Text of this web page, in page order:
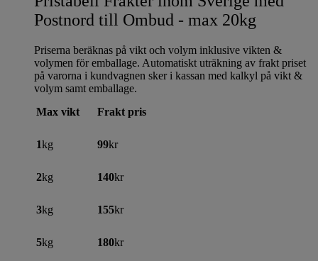
Postnord till Ombud - max 20kg
Priserna beräknas på vikt och volym inklusive vikten &
volymen för emballage. Automatiskt uträkning av frakt priset
på varorna i kundvagnen sker i kassan med kalkyl på vikt &
volym samt emballage.
Max vikt
Frakt pris
1kg 99kr
2kg 140kr
3kg 155kr
5kg 180kr